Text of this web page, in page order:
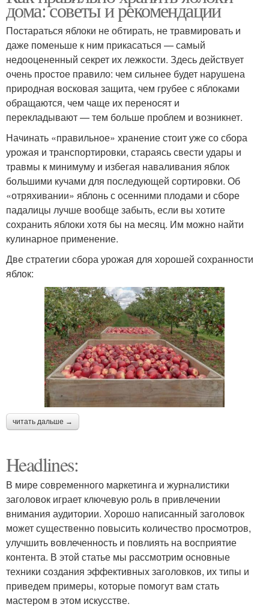
дома: советы и рекомендации
Постараться яблоки не обтирать, не травмировать и
даже поменьше к ним прикасаться — самый
недооцененный секрет их лежкости. Здесь действует
очень простое правило: чем сильнее будет нарушена
природная восковая защита, чем грубее с яблоками
обращаются, чем чаще их переносят и
перекладывают — тем больше проблем и возникнет.
Начинать «правильное» хранение стоит уже со сбора
урожая и транспортировки, стараясь свести удары и
травмы к минимуму и избегая наваливания яблок
большими кучами для последующей сортировки. Об
«отряхивании» яблонь с осенними плодами и сборе
падалицы лучше вообще забыть, если вы хотите
сохранить яблоки хотя бы на месяц. Им можно найти
кулинарное применение.
Две стратегии сбора урожая для хорошей сохранности
яблок:
читать дальше →
Headlines:
В мире современного маркетинга и журналистики
заголовок играет ключевую роль в привлечении
внимания аудитории. Хорошо написанный заголовок
может существенно повысить количество просмотров,
улучшить вовлеченность и повлиять на восприятие
контента. В этой статье мы рассмотрим основные
техники создания эффективных заголовков, их типы и
приведем примеры, которые помогут вам стать
мастером в этом искусстве.